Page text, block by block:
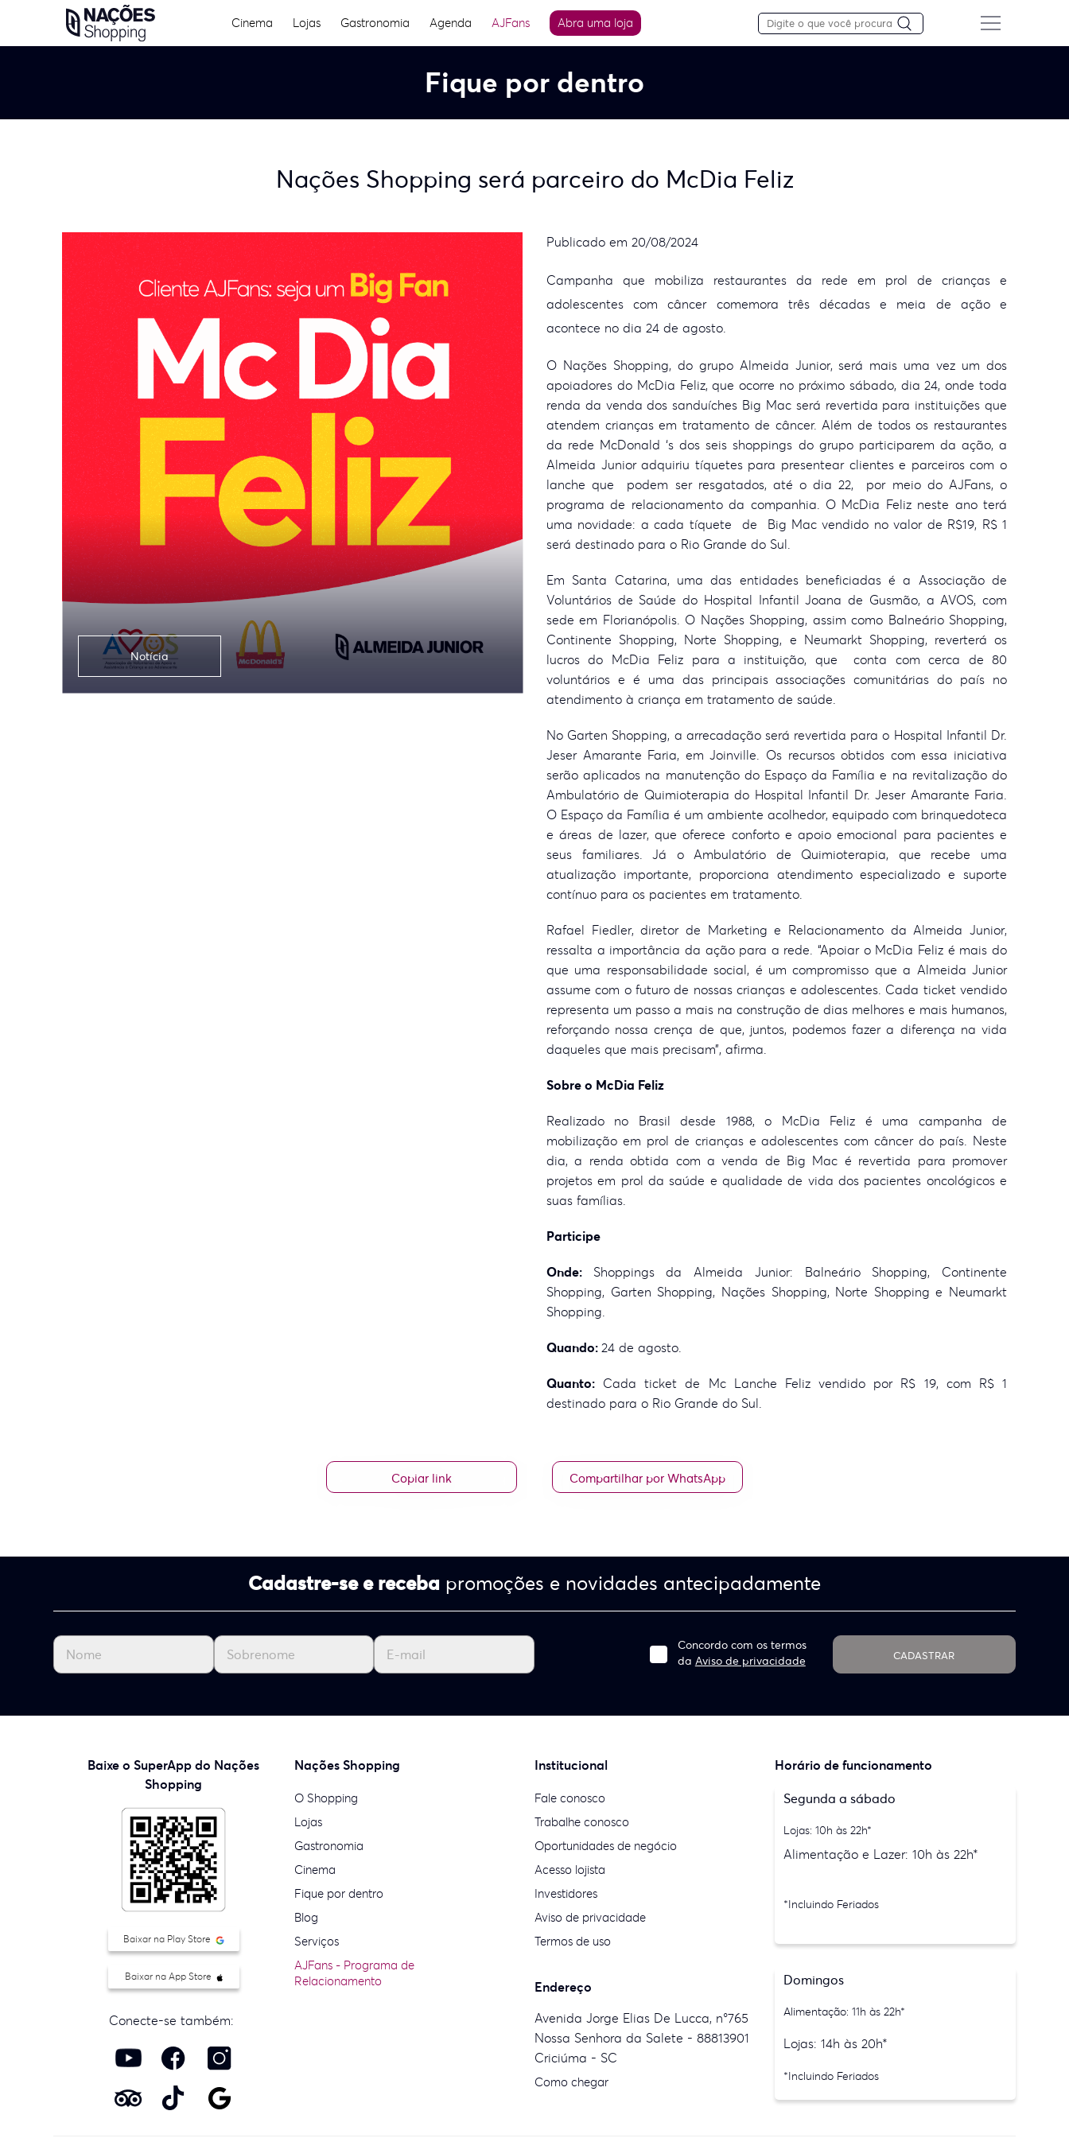
Cinema Lojas Gastronomia Agenda AJFans Abra uma loja
Fique por dentro
Nações Shopping será parceiro do McDia Feliz
Notícia
Publicado em 20/08/2024
Campanha que mobiliza restaurantes da rede em prol de crianças e
adolescentes com câncer comemora três décadas e meia de ação e
acontece no dia 24 de agosto.
O Nações Shopping, do grupo Almeida Junior, será mais uma vez um dos
apoiadores do McDia Feliz, que ocorre no próximo sábado, dia 24, onde toda
renda da venda dos sanduíches Big Mac será revertida para instituições que
atendem crianças em tratamento de câncer. Além de todos os restaurantes
da rede McDonald ‘s dos seis shoppings do grupo participarem da ação, a
Almeida Junior adquiriu tíquetes para presentear clientes e parceiros com o
lanche que podem ser resgatados, até o dia 22, por meio do AJFans, o
programa de relacionamento da companhia. O McDia Feliz neste ano terá
uma novidade: a cada tíquete de Big Mac vendido no valor de R$19, R$ 1
será destinado para o Rio Grande do Sul.
Em Santa Catarina, uma das entidades beneficiadas é a Associação de
Voluntários de Saúde do Hospital Infantil Joana de Gusmão, a AVOS, com
sede em Florianópolis. O Nações Shopping, assim como Balneário Shopping,
Continente Shopping, Norte Shopping, e Neumarkt Shopping, reverterá os
lucros do McDia Feliz para a instituição, que conta com cerca de 80
voluntários e é uma das principais associações comunitárias do país no
atendimento à criança em tratamento de saúde.
No Garten Shopping, a arrecadação será revertida para o Hospital Infantil Dr.
Jeser Amarante Faria, em Joinville. Os recursos obtidos com essa iniciativa
serão aplicados na manutenção do Espaço da Família e na revitalização do
Ambulatório de Quimioterapia do Hospital Infantil Dr. Jeser Amarante Faria.
O Espaço da Família é um ambiente acolhedor, equipado com brinquedoteca
e áreas de lazer, que oferece conforto e apoio emocional para pacientes e
seus familiares. Já o Ambulatório de Quimioterapia, que recebe uma
atualização importante, proporciona atendimento especializado e suporte
contínuo para os pacientes em tratamento.
Rafael Fiedler, diretor de Marketing e Relacionamento da Almeida Junior,
ressalta a importância da ação para a rede. “Apoiar o McDia Feliz é mais do
que uma responsabilidade social, é um compromisso que a Almeida Junior
assume com o futuro de nossas crianças e adolescentes. Cada ticket vendido
representa um passo a mais na construção de dias melhores e mais humanos,
reforçando nossa crença de que, juntos, podemos fazer a diferença na vida
daqueles que mais precisam”, afirma.
Sobre o McDia Feliz
Realizado no Brasil desde 1988, o McDia Feliz é uma campanha de
mobilização em prol de crianças e adolescentes com câncer do país. Neste
dia, a renda obtida com a venda de Big Mac é revertida para promover
projetos em prol da saúde e qualidade de vida dos pacientes oncológicos e
suas famílias.
Participe
Onde: Shoppings da Almeida Junior: Balneário Shopping, Continente
Shopping, Garten Shopping, Nações Shopping, Norte Shopping e Neumarkt
Shopping.
Quando: 24 de agosto.
Quanto: Cada ticket de Mc Lanche Feliz vendido por R$ 19, com R$ 1
destinado para o Rio Grande do Sul.
Copiar link Compartilhar por WhatsApp
Cadastre-se e receba promoções e novidades antecipadamente
Concordo com os termos
da Aviso de privacidade CADASTRAR
Baixe o SuperApp do Nações
Shopping
Baixar na Play Store
Baixar na App Store
Conecte-se também:
Nações Shopping
O Shopping
Lojas
Gastronomia
Cinema
Fique por dentro
Blog
Serviços
AJFans - Programa de
Relacionamento
Institucional
Fale conosco
Trabalhe conosco
Oportunidades de negócio
Acesso lojista
Investidores
Aviso de privacidade
Termos de uso
Endereço
Avenida Jorge Elias De Lucca, n°765
Nossa Senhora da Salete - 88813901
Criciúma - SC
Como chegar
Horário de funcionamento
Segunda a sábado
Lojas: 10h às 22h*
Alimentação e Lazer: 10h às 22h*
*Incluindo Feriados
Domingos
Alimentação: 11h às 22h*
Lojas: 14h às 20h*
*Incluindo Feriados